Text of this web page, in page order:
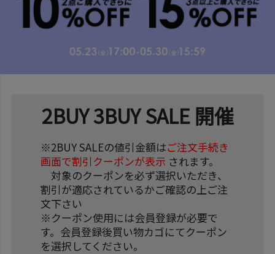
2BUY 3BUY SALE 開催
※2BUY SALEの値引金額はご注文手続き
画面で割引クーポンが表示 されます。
対象のクーポンを必ず選択いただき、
割引が適応されているかご確認の上ご注
文下さい
※クーポン使用には会員登録が必要で
す。会員登録後買い物カゴにてクーポン
を選択してください。